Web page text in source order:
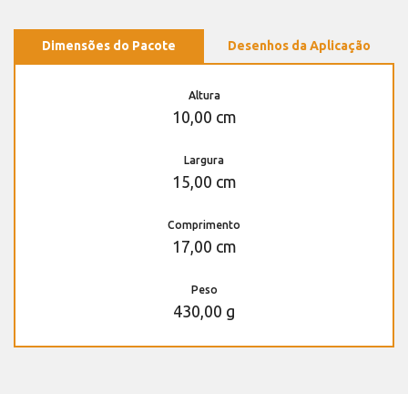
Dimensões do Pacote Desenhos da Aplicação
Altura
10,00 cm
Largura
15,00 cm
Comprimento
17,00 cm
Peso
430,00 g